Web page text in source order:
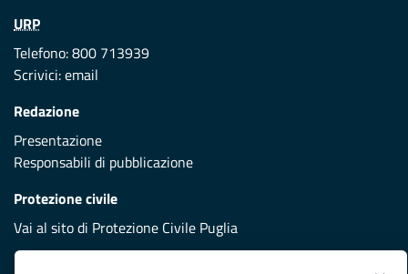
URP
Telefono: 800 713939
Scrivici:email
Redazione
Presentazione
Responsabili di pubblicazione
Protezione civile
Vai al sito di Protezione Civile Puglia